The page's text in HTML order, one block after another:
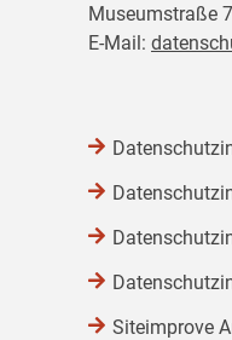
Museumstraße
E-Mail:
Siteimprove